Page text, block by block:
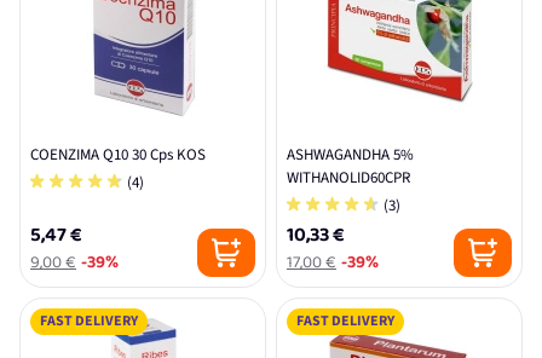
COENZIMA Q10 30 Cps KOS
(4)
5,47 €
9,00 €-39%
ASHWAGANDHA 5%
WITHANOLID60CPR
(3)
10,33 €
17,00 €-39%
FAST DELIVERY FAST DELIVERY